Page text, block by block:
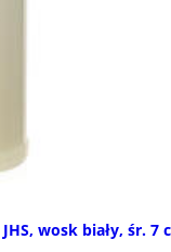
wosk biały, śr. 7